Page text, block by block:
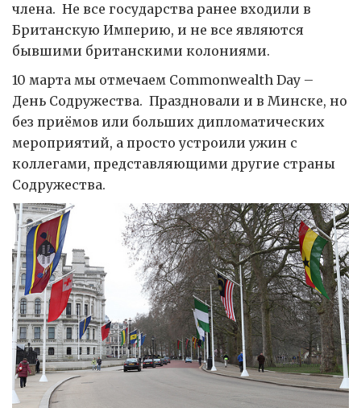
члена. Не все государства ранее входили в
Британскую Империю, и не все являются
бывшими британскими колониями.
10 марта мы отмечаем Commonwealth Day –
День Содружества. Праздновали и в Минске, но
без приёмов или больших дипломатических
мероприятий, а просто устроили ужин с
коллегами, представляющими другие страны
Содружества.